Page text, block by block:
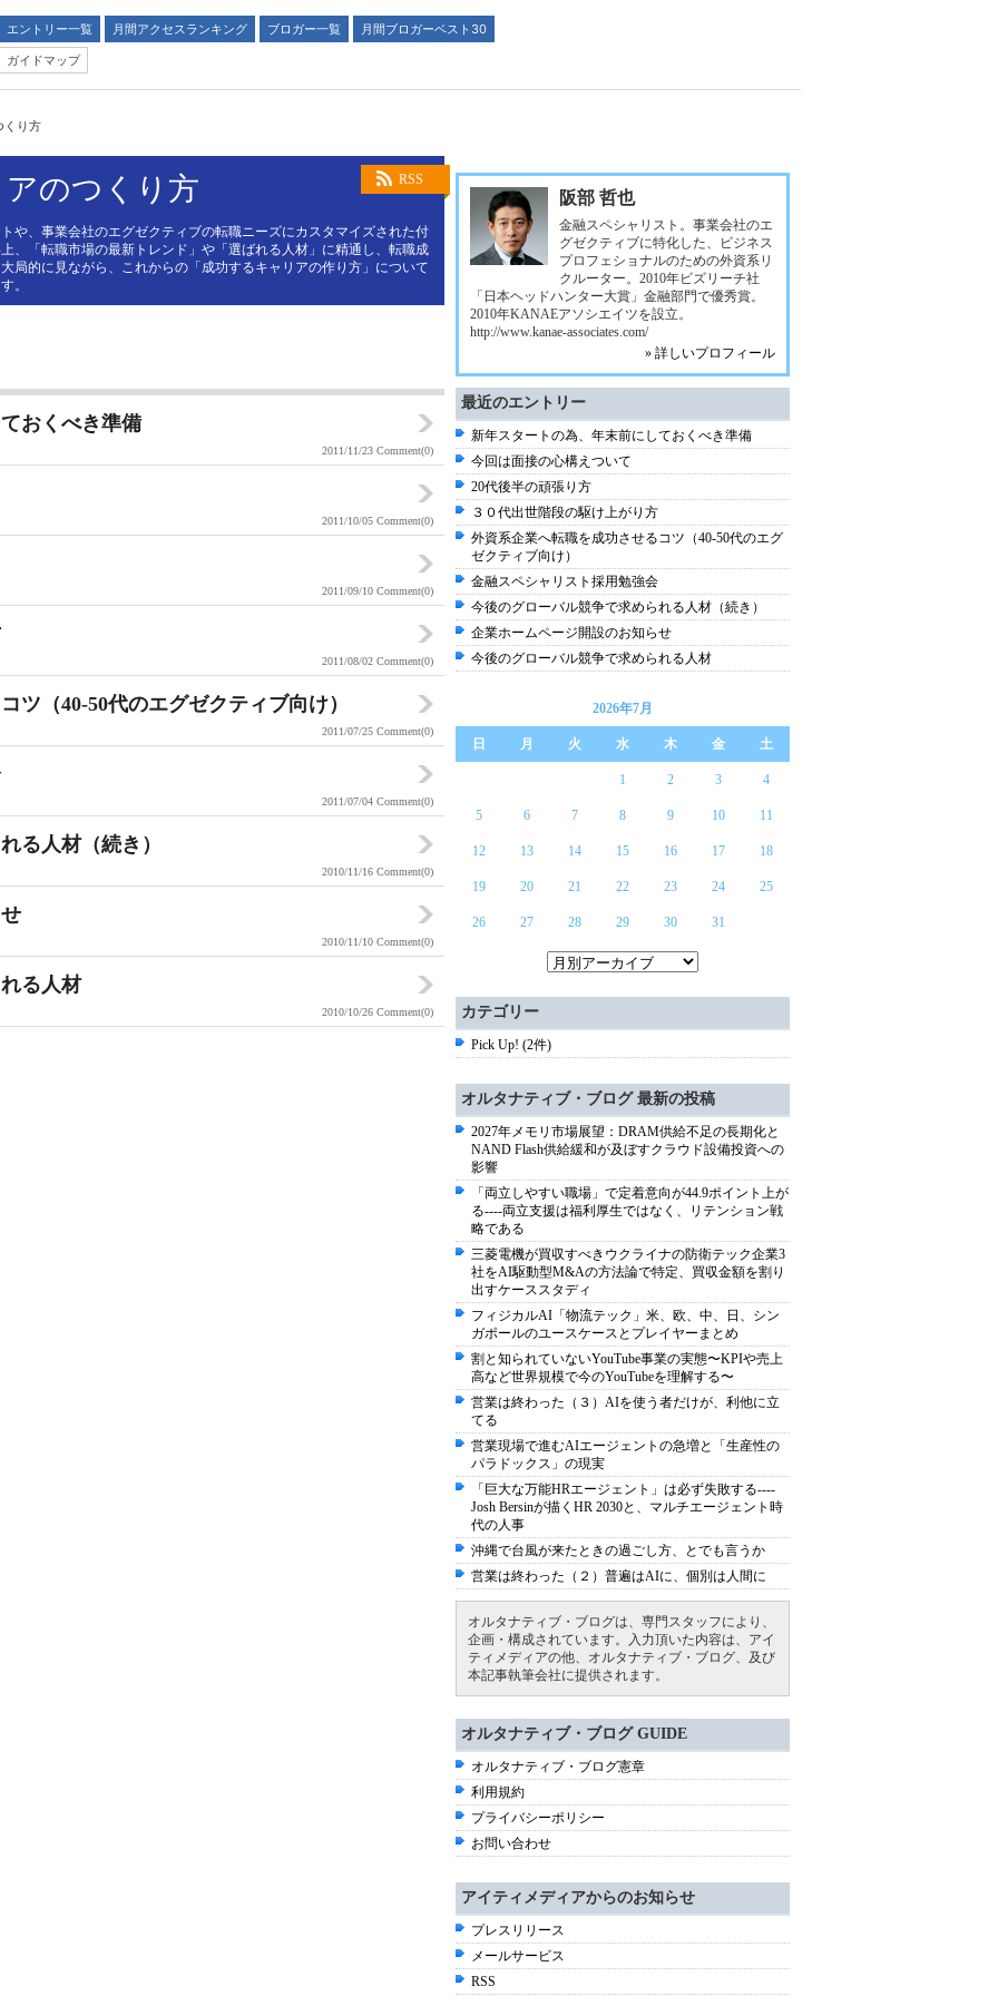
エントリー一覧 月間アクセスランキング ブロガー一覧
月間ブロガーベスト30
ガイドマップ
くり方
RSS
アのつくり方
や、事業会社のエグゼクティブの転職ニーズにカスタマイズされた付
、「転職市場の最新トレンド」や「選ばれる人材」に精通し、転職成
局的に見ながら、これからの「成功するキャリアの作り方」について
。
おくべき準備
2011/11/23 Comment(0)
2011/10/05 Comment(0)
2011/09/10 Comment(0)
2011/08/02 Comment(0)
ツ（40‐50代のエグゼクティブ向け）
2011/07/25 Comment(0)
2011/07/04 Comment(0)
る人材（続き）
2010/11/16 Comment(0)
2010/11/10 Comment(0)
る人材
2010/10/26 Comment(0)
阪部 哲也
金融スペシャリスト。事業会社のエ
グゼクティブに特化した、ビジネス
プロフェショナルのための外資系リ
クルーター。2010年ビズリーチ社
「日本ヘッドハンター大賞」金融部門で優秀賞。
2010年KANAEアソシエイツを設立。
http://www.kanae-associates.com/
» 詳しいプロフィール
最近のエントリー
新年スタートの為、年末前にしておくべき準備
今回は面接の心構えついて
20代後半の頑張り方
３０代出世階段の駆け上がり方
外資系企業へ転職を成功させるコツ（40‐50代のエグ
ゼクティブ向け）
金融スペシャリスト採用勉強会
今後のグローバル競争で求められる人材（続き）
企業ホームページ開設のお知らせ
今後のグローバル競争で求められる人材
2026年7月
日 月 火 水 木 金 土
1 2 3 4
5 6 7 8 9 10 11
12 13 14 15 16 17 18
19 20 21 22 23 24 25
26 27 28 29 30 31
カテゴリー
Pick Up! (2件)
オルタナティブ・ブログ 最新の投稿
2027年メモリ市場展望：DRAM供給不足の長期化と
NAND Flash供給緩和が及ぼすクラウド設備投資への
影響
「両立しやすい職場」で定着意向が44.9ポイント上が
る----両立支援は福利厚生ではなく、リテンション戦
略である
三菱電機が買収すべきウクライナの防衛テック企業3
社をAI駆動型M&Aの方法論で特定、買収金額を割り
出すケーススタディ
フィジカルAI「物流テック」米、欧、中、日、シン
ガポールのユースケースとプレイヤーまとめ
割と知られていないYouTube事業の実態〜KPIや売上
高など世界規模で今のYouTubeを理解する〜
営業は終わった（３）AIを使う者だけが、利他に立
てる
営業現場で進むAIエージェントの急増と「生産性の
パラドックス」の現実
「巨大な万能HRエージェント」は必ず失敗する----
Josh Bersinが描くHR 2030と、マルチエージェント時
代の人事
沖縄で台風が来たときの過ごし方、とでも言うか
営業は終わった（２）普遍はAIに、個別は人間に
オルタナティブ・ブログは、専門スタッフにより、
企画・構成されています。入力頂いた内容は、アイ
ティメディアの他、オルタナティブ・ブログ、及び
本記事執筆会社に提供されます。
オルタナティブ・ブログ GUIDE
オルタナティブ・ブログ憲章
利用規約
プライバシーポリシー
お問い合わせ
アイティメディアからのお知らせ
プレスリリース
メールサービス
RSS